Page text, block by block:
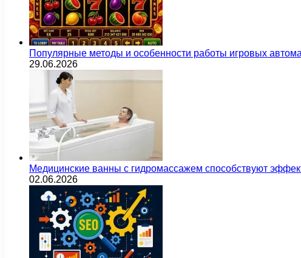
Популярные методы и особенности работы игровых
29.06.2026
Медицинские ванны с гидромассажем способствуют
02.06.2026